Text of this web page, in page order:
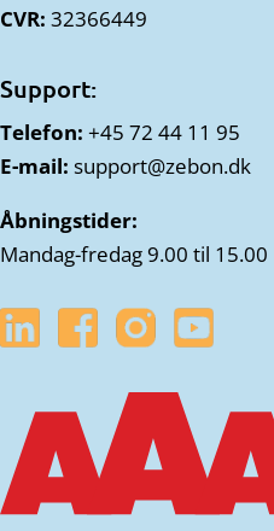
CVR: 32366449
Support:
Telefon: +45 72 44 11 95
E-mail: support@zebon.dk
Åbningstider:
Mandag-fredag 9.00 til 15.00